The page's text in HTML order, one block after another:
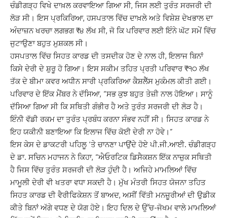
ਚੰਡੀਗੜ੍ਹ ਵਿਖੇ ਦਾਖ਼ਲ ਕਰਵਾਇਆ ਗਿਆ ਸੀ, ਜਿਸ ਲਈ ਤੁਰੰਤ ਸਰਜਰੀ ਦੀ
ਲੋੜ ਸੀ। ਇਸ ਪ੍ਰਕਿਰਿਆ, ਹਸਪਤਾਲ ਵਿੱਚ ਦਾਖ਼ਲੇ ਅਤੇ ਵਿਸ਼ੇਸ਼ ਦੇਖਭਾਲ ਦਾ
ਅੰਦਾਜ਼ਨ ਖਰਚਾ ਲਗਭਗ ₹੪ ਲੱਖ ਸੀ, ਜੋ ਕਿ ਪਰਿਵਾਰ ਲਈ ਇੰਨੇ ਘੱਟ ਸਮੇਂ ਵਿੱਚ
ਜੁਟਾਉਣਾ ਬਹੁਤ ਮੁਸ਼ਕਲ ਸੀ।
ਹਸਪਤਾਲ ਵਿੱਚ ਸਿਹਤ ਕਾਰਡ ਦੀ ਤਸਦੀਕ ਹੋਣ ਦੇ ਨਾਲ ਹੀ, ਇਲਾਜ ਬਿਨਾਂ
ਕਿਸੇ ਦੇਰੀ ਦੇ ਸ਼ੁਰੂ ਹੋ ਗਿਆ। ਇਸ ਸਕੀਮ ਤਹਿਤ ਪ੍ਰਤੀ ਪਰਿਵਾਰ ₹੧੦ ਲੱਖ
ਤੱਕ ਦੇ ਬੀਮਾ ਕਵਰ ਅਧੀਨ ਸਾਰੀ ਪ੍ਰਕਿਰਿਆ ਕੈਸ਼ਲੈੱਸ ਮੁਕੰਮਲ ਕੀਤੀ ਗਈ।
ਪਰਿਵਾਰ ਦੇ ਇੱਕ ਮੈਂਬਰ ਨੇ ਦੱਸਿਆ, “ਸਭ ਕੁਝ ਬਹੁਤ ਤੇਜ਼ੀ ਨਾਲ ਹੋਇਆ। ਸਾਨੂੰ
ਦੱਸਿਆ ਗਿਆ ਸੀ ਕਿ ਸਥਿਤੀ ਗੰਭੀਰ ਹੈ ਅਤੇ ਤੁਰੰਤ ਸਰਜਰੀ ਦੀ ਲੋੜ ਹੈ।
ਇੰਨੀ ਵੱਡੀ ਰਕਮ ਦਾ ਤੁਰੰਤ ਪ੍ਰਬੰਧ ਕਰਨਾ ਸੰਭਵ ਨਹੀਂ ਸੀ। ਸਿਹਤ ਕਾਰਡ ਨੇ
ਇਹ ਯਕੀਨੀ ਬਣਾਇਆ ਕਿ ਇਲਾਜ ਵਿੱਚ ਕੋਈ ਦੇਰੀ ਨਾ ਹੋਵੇ।”
ਇਸ ਕੇਸ ਦੇ ਡਾਕਟਰੀ ਪਹਿਲੂ ‘ਤੇ ਚਾਨਣਾ ਪਾਉਂਦੇ ਹੋਏ ਪੀ.ਜੀ.ਆਈ. ਚੰਡੀਗੜ੍ਹ
ਦੇ ਡਾ. ਸਚਿਨ ਮਹਾਜਨ ਨੇ ਕਿਹਾ, “ਐਓਰਟਿਕ ਡਿਸੈਕਸ਼ਨ ਇੱਕ ਨਾਜ਼ੁਕ ਸਥਿਤੀ
ਹੈ ਜਿਸ ਵਿੱਚ ਤੁਰੰਤ ਸਰਜਰੀ ਦੀ ਲੋੜ ਹੁੰਦੀ ਹੈ। ਅਜਿਹੇ ਮਾਮਲਿਆਂ ਵਿੱਚ
ਮਾਮੂਲੀ ਦੇਰੀ ਵੀ ਖਤਰਾ ਵਧਾ ਸਕਦੀ ਹੈ। ਮੁੱਖ ਮੰਤਰੀ ਸਿਹਤ ਯੋਜਨਾ ਤਹਿਤ
ਸਿਹਤ ਕਾਰਡ ਦੀ ਵੈਰੀਫਿਕੇਸ਼ਨ ਤੋਂ ਬਾਅਦ, ਅਸੀਂ ਵਿੱਤੀ ਮਨਜ਼ੂਰੀਆਂ ਦੀ ਉਡੀਕ
ਕੀਤੇ ਬਿਨਾਂ ਅੱਗੇ ਵਧਣ ਦੇ ਯੋਗ ਹੋਏ। ਇਹ ਦਿਲ ਦੇ ਉੱਚ-ਜੋਖਮ ਵਾਲੇ ਮਾਮਲਿਆਂ